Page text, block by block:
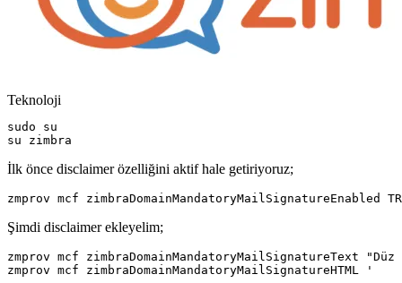
Teknoloji
sudo su
su zimbra
İlk önce disclaimer özelliğini aktif hale getiriyoruz;
zmprov mcf zimbraDomainMandatoryMailSignatureEnabled
Şimdi disclaimer ekleyelim;
zmprov mcf zimbraDomainMandatoryMailSignatureText
zmprov mcf zimbraDomainMandatoryMailSignatureHTML '